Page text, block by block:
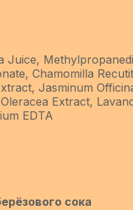
Juice,
Chamomilla
Jasminum
Extract,
EDTA
сока